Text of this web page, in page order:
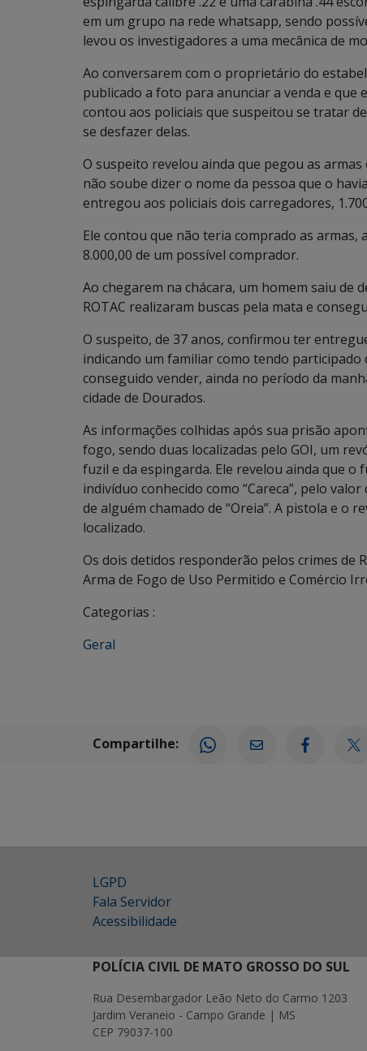
em um grupo na rede whatsapp, sendo
levou os investigadores a uma mecânica de
Ao conversarem com o proprietário do
publicado a foto para anunciar a venda e que
contou aos policiais que suspeitou se tratar
se desfazer delas.
O suspeito revelou ainda que pegou as
não soube dizer o nome da pessoa que o
entregou aos policiais dois carregadores,
Ele contou que não teria comprado as armas,
8.000,00 de um possível comprador.
Ao chegarem na chácara, um homem saiu de
ROTAC realizaram buscas pela mata e
O suspeito, de 37 anos, confirmou ter
indicando um familiar como tendo
conseguido vender, ainda no período da
cidade de Dourados.
As informações colhidas após sua prisão
fogo, sendo duas localizadas pelo GOI, um
fuzil e da espingarda. Ele revelou ainda que o
indivíduo conhecido como “Careca”, pelo
de alguém chamado de “Oreia”. A pistola e o
localizado.
Os dois detidos responderão pelos crimes de
Arma de Fogo de Uso Permitido e Comércio
Categorias :
Geral
Compartilhe:
LGPD
Fala Servidor
Acessibilidade
POLÍCIA CIVIL DE MATO GROSSO DO SUL
Rua Desembargador Leão Neto do Carmo 1203
Jardim Veraneio - Campo Grande | MS
CEP 79037-100